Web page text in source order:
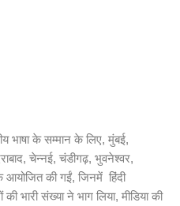
भाषा के सम्मान के लिए, मुंबई,
चेन्नई, चंडीगढ़, भुवनेश्वर,
की गईं, जिनमें हिंदी
की भारी संख्या ने भाग लिया, मीडिया की